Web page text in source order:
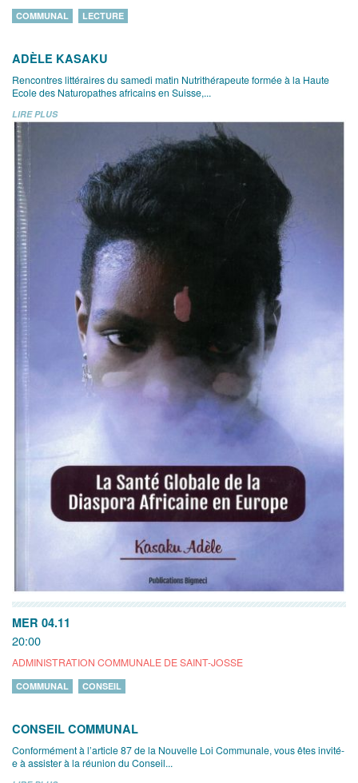
COMMUNAL LECTURE
ADÈLE KASAKU
Rencontres littéraires du samedi matin Nutrithérapeute formée à la Haute
Ecole des Naturopathes africains en Suisse,...
LIRE PLUS
MER 04.11
20:00
ADMINISTRATION COMMUNALE DE SAINT-JOSSE
COMMUNAL CONSEIL
CONSEIL COMMUNAL
Conformément à l’article 87 de la Nouvelle Loi Communale, vous êtes invité-
e à assister à la réunion du Conseil...